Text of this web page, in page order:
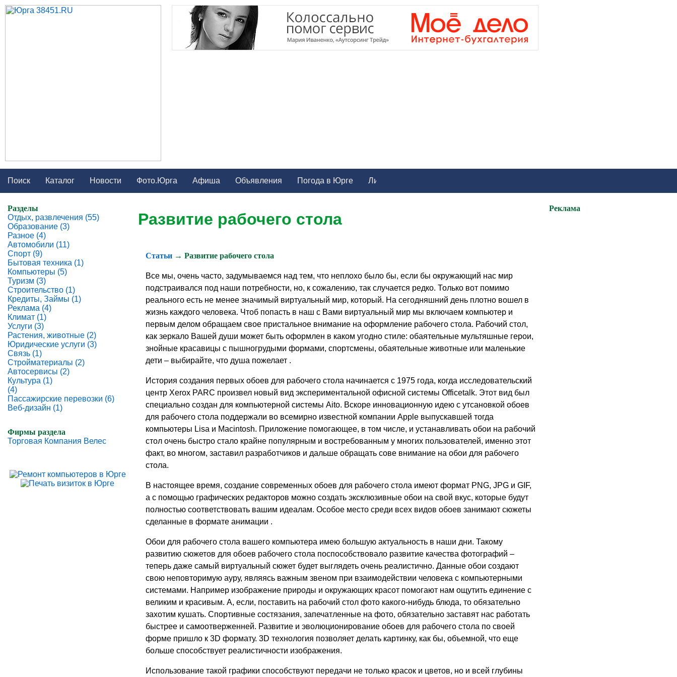
Поиск Каталог Новости Фото.Юрга Афиша Объявления Погода в Юрге
Развитие рабочего стола
Статьи→ Развитие рабочего стола
Все мы, очень часто, задумываемся над тем, что неплохо было бы, если бы окружающий нас мир
подстраивался под наши потребности, но, к сожалению, так случается редко. Только вот помимо
реального есть не менее значимый виртуальный мир, который. На сегодняшний день плотно вошел в
жизнь каждого человека. Чтоб попасть в наш с Вами виртуальный мир мы включаем компьютер и
первым делом обращаем свое пристальное внимание на оформление рабочего стола. Рабочий стол,
как зеркало Вашей души может быть оформлен в каком угодно стиле: обаятельные мультяшные герои,
знойные красавицы с пышногрудыми формами, спортсмены, обаятельные животные или маленькие
дети – выбирайте, что душа пожелает .
История создания первых обоев для рабочего стола начинается с 1975 года, когда исследовательский
центр Xerox PARC произвел новый вид экспериментальной офисной системы Officetalk. Этот вид был
специально создан для компьютерной системы Aito. Вскоре инновационную идею с утсановкой обоев
для рабочего стола поддержали во всемирно известной компании Apple выпускавшей тогда
компьютеры Lisa и Macintosh. Приложение помогающее, в том числе, и устанавливать обои на рабочий
стол очень быстро стало крайне популярным и востребованным у многих пользователей, именно этот
факт, во многом, заставил разработчиков и дальше обращать сове внимание на обои для рабочего
стола.
В настоящее время, создание современных обоев для рабочего стола имеют формат PNG, JPG и GIF,
а с помощью графических редакторов можно создать эксклюзивные обои на свой вкус, которые будут
полностью соответствовать вашим идеалам. Особое место среди всех видов обоев занимают сюжеты
сделанные в формате анимации .
Обои для рабочего стола вашего компьютера имею большую актуальность в наши дни. Такому
развитию сюжетов для обоев рабочего стола поспособствовало развитие качества фотографий –
теперь даже самый виртуальный сюжет будет выглядеть очень реалистично. Данные обои создают
свою неповторимую ауру, являясь важным звеном при взаимодействии человека с компьютерными
системами. Например изображение природы и окружающих красот помогают нам ощутить единение с
великим и красивым. А, если, поставить на рабочий стол фото какого-нибудь блюда, то обязательно
захотим кушать. Спортивные состязания, запечатленные на фото, обязательно заставят нас работать
быстрее и самоотверженней. Развитие и эволюционирование обоев для рабочего стола по своей
форме пришло к 3D формату. 3D технология позволяет делать картинку, как бы, объемной, что еще
больше способствует реалистичности изображения.
Использование такой графики способствуют передачи не только красок и цветов, но и всей глубины
Разделы
Отдых, развлечения (55)
Образование (3)
Разное (4)
Автомобили (11)
Спорт (9)
Бытовая техника (1)
Компьютеры (5)
Туризм (3)
Строительство (1)
Кредиты, Займы (1)
Реклама (4)
Климат (1)
Услуги (3)
Растения, животные (2)
Юридические услуги (3)
Связь (1)
Стройматериалы (2)
Автосервисы (2)
Культура (1)
(4)
Пассажирские перевозки (6)
Веб-дизайн (1)
Фирмы раздела
Торговая Компания Велес
Реклама